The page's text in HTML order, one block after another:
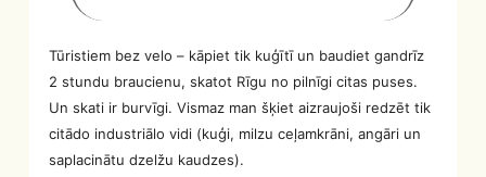
Tūristiem bez velo – kāpiet tik kuģītī un baudiet gandrīz
2 stundu braucienu, skatot Rīgu no pilnīgi citas puses.
Un skati ir burvīgi. Vismaz man šķiet aizraujoši redzēt tik
citādo industriālo vidi (kuģi, milzu ceļamkrāni, angāri un
saplacinātu dzelžu kaudzes).